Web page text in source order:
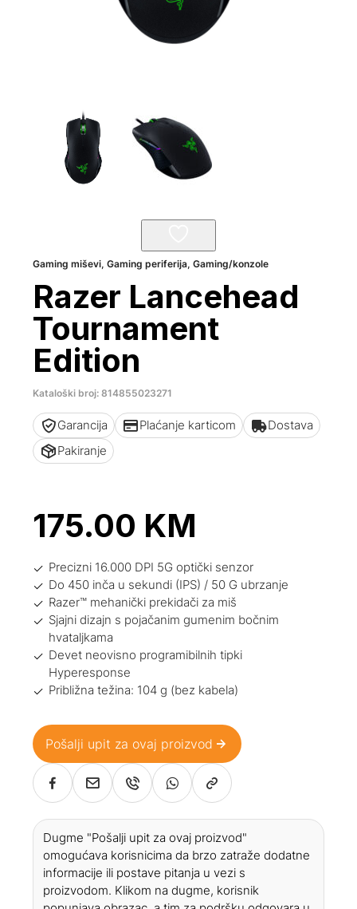
Gaming miševi,Gaming periferija,Gaming/konzole
Razer Lancehead
Tournament
Edition
Kataloški broj: 814855023271
Garancija Plaćanje karticom
Dostava
Pakiranje
175.00 KM
Precizni 16.000 DPI 5G optički senzor
Do 450 inča u sekundi (IPS) / 50 G ubrzanje
Razer™ mehanički prekidači za miš
Sjajni dizajn s pojačanim gumenim bočnim
hvataljkama
Devet neovisno programibilnih tipki
Hyperesponse
Približna težina: 104 g (bez kabela)
Pošalji upit za ovaj proizvod
Dugme "Pošalji upit za ovaj proizvod"
omogućava korisnicima da brzo zatraže dodatne
informacije ili postave pitanja u vezi s
proizvodom. Klikom na dugme, korisnik